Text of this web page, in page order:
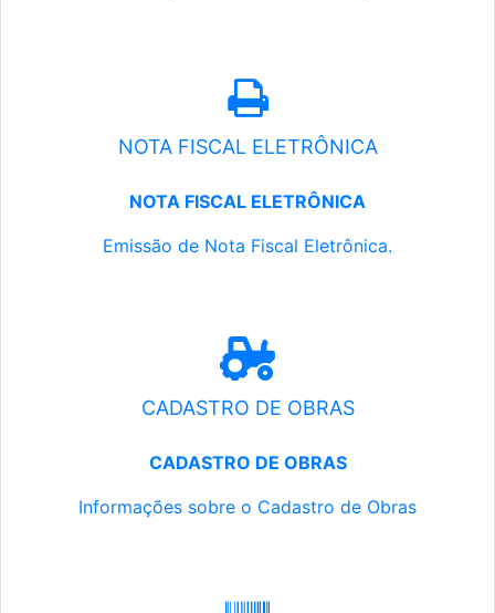
NOTA FISCAL ELETRÔNICA
NOTA FISCAL ELETRÔNICA
Emissão de Nota Fiscal Eletrônica.
CADASTRO DE OBRAS
CADASTRO DE OBRAS
Informações sobre o Cadastro de Obras